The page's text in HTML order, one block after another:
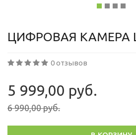
ЦИФРОВАЯ КАМЕРА
0 отзывов
5 999,00 руб.
6 990,00 руб.